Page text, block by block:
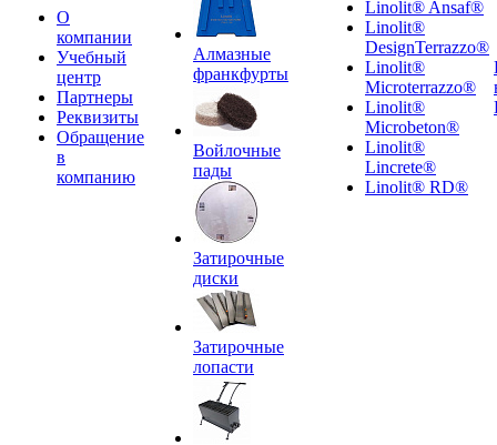
О
компании
Учебный
центр
Партнеры
Реквизиты
Обращение
в
компанию
Алмазные
франкфурты
Войлочные
пады
Затирочные
диски
Затирочные
лопасти
Linolit® Ansaf®
Linolit®
DesignTerrazzo®
Linolit®
Microterrazzo®
Linolit®
Microbeton®
Linolit®
Lincrete®
Linolit® RD®